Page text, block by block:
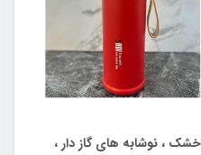
، نوشابه های گاز دار ،